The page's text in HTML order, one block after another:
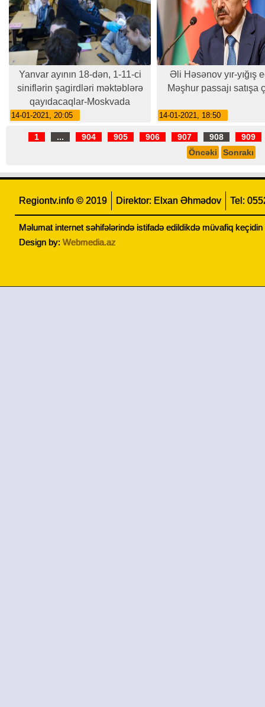
Yanvar ayının 18-dən, 1-11-ci
siniflərin şagirdləri məktəblərə
qayıdacaqlar-Moskvada
14-01-2021, 20:05
Əli Həsənov yır-yığış
Məşhur passajı satışa
14-01-2021, 18:50
1 ... 904 905 906 907 908
909
Öncəki
Sonrakı
Regiontv.info © 2019 Direktor: Elxan Əhmədov Tel:
Məlumat internet səhifələrində istifadə edildikdə müvafiq keçidin
Design by: Webmedia.az